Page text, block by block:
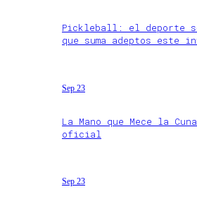
Pickleball: el deporte
que suma adeptos este
Sep 23
La Mano que Mece la
oficial
Sep 23